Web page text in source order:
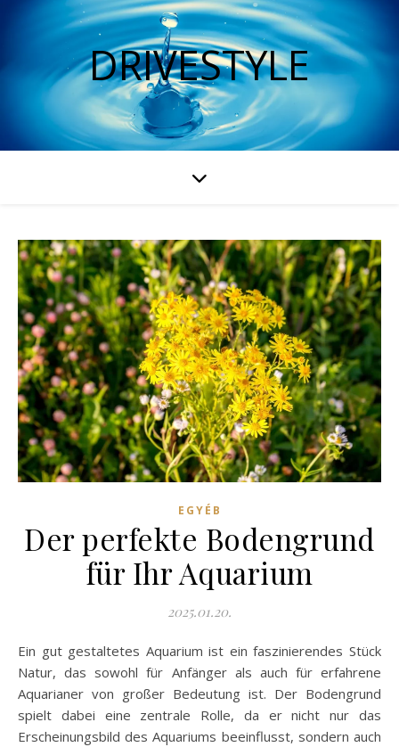
DRIVESTYLE
EGYÉB
Der perfekte Bodengrund
für Ihr Aquarium
2025.01.20.
Ein gut gestaltetes Aquarium ist ein faszinierendes Stück
Natur, das sowohl für Anfänger als auch für erfahrene
Aquarianer von großer Bedeutung ist. Der Bodengrund
spielt dabei eine zentrale Rolle, da er nicht nur das
Erscheinungsbild des Aquariums beeinflusst, sondern auch